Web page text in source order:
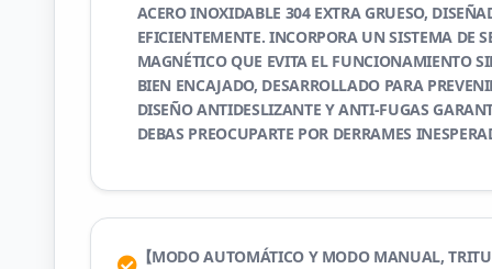
ACERO INOXIDABLE 304 EXTRA GRUESO,
EFICIENTEMENTE. INCORPORA UN SISTEMA DE
MAGNÉTICO QUE EVITA EL FUNCIONAMIENTO
BIEN ENCAJADO, DESARROLLADO PARA
DISEÑO ANTIDESLIZANTE Y ANTI-FUGAS
DEBAS PREOCUPARTE POR DERRAMES
【MODO AUTOMÁTICO Y MODO MANUAL,